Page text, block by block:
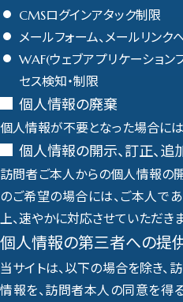
CMSログインアタック制限
メールフォーム、メールリン
WAF(ウェブアプリケーション
セス検知・制限
個人情報の廃棄
個人情報が不要となった場合には
個人情報の開示、訂正、追
訪問者ご本人からの個人情報の
のご希望の場合には、ご本人で
上、速やかに対応させていただきま
個人情報の第三者への提
当サイトは、以下の場合を除き
情報を、訪問者本人の同意を得